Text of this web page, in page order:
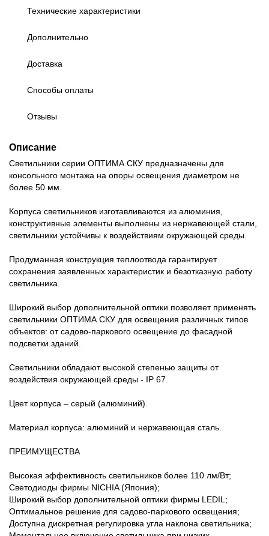
Технические характеристики
Дополнительно
Доставка
Способы оплаты
Отзывы
Описание
Светильники серии ОПТИМА СКУ предназначены для
консольного монтажа на опоры освещения диаметром не
более 50 мм.
Корпуса светильников изготавливаются из алюминия,
конструктивные элементы выполнены из нержавеющей стали,
светильники устойчивы к воздействиям окружающей среды.
Продуманная конструкция теплоотвода гарантирует
сохранения заявленных характеристик и безотказную работу
светильника.
Широкий выбор дополнительной оптики позволяет применять
светильники ОПТИМА СКУ для освещения различных типов
объектов: от садово-паркового освещение до фасадной
подсветки зданий.
Светильники обладают высокой степенью защиты от
воздействия окружающей среды - IP 67.
Цвет корпуса – серый (алюминий).
Материал корпуса: алюминий и нержавеющая сталь.
ПРЕИМУЩЕСТВА
Высокая эффективность светильников более 110 лм/Вт;
Светодиоды фирмы NICHIA (Япония);
Широкий выбор дополнительной оптики фирмы LEDIL;
Оптимальное решение для садово-паркового освещения;
Доступна дискретная регулировка угла наклона светильника;